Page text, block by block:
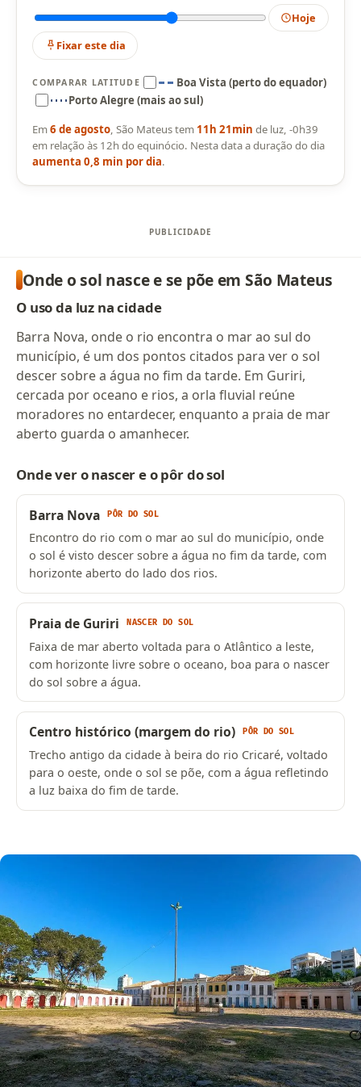
Hoje
Fixar este dia
COMPARAR LATITUDE
Boa Vista (perto do equador)
Porto Alegre (mais ao sul)
Em6 de agosto, São Mateus tem 11h 21min de luz, -0h39
em relação às 12h do equinócio. Nesta data a duração do dia
aumenta 0,8 min por dia.
Onde o sol nasce e se põe em São Mateus
O uso da luz na cidade
Barra Nova, onde o rio encontra o mar ao sul do
município, é um dos pontos citados para ver o sol
descer sobre a água no fim da tarde. Em Guriri,
cercada por oceano e rios, a orla fluvial reúne
moradores no entardecer, enquanto a praia de mar
aberto guarda o amanhecer.
Onde ver o nascer e o pôr do sol
Barra Nova PÔR DO SOL
Encontro do rio com o mar ao sul do município, onde
o sol é visto descer sobre a água no fim da tarde, com
horizonte aberto do lado dos rios.
Praia de Guriri NASCER DO SOL
Faixa de mar aberto voltada para o Atlântico a leste,
com horizonte livre sobre o oceano, boa para o nascer
do sol sobre a água.
Centro histórico (margem do rio) PÔR DO SOL
Trecho antigo da cidade à beira do rio Cricaré, voltado
para o oeste, onde o sol se põe, com a água refletindo
a luz baixa do fim de tarde.